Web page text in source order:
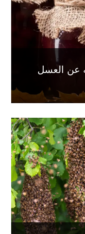
عن العسل